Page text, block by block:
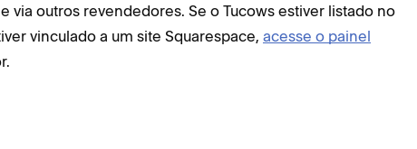
via outros revendedores. Se o Tucows estiver listado no
vinculado a um site Squarespace, acesse o painel